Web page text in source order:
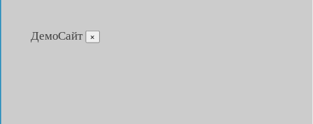
ДемоСайт ×